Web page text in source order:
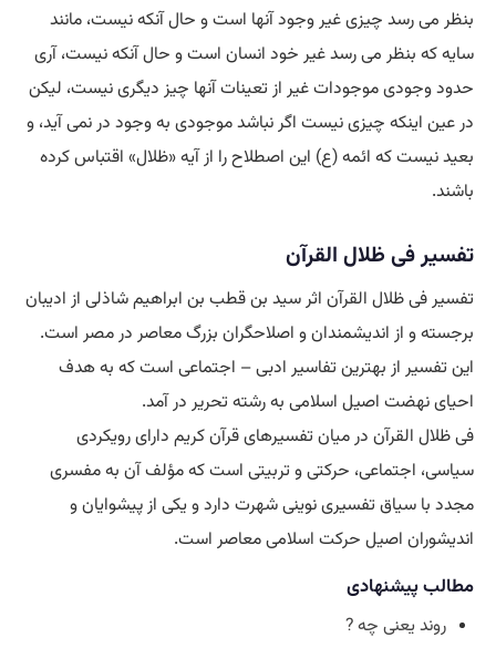
بنظر می رسد چیزی غیر وجود آنها است و حال آنکه نیست، مانند
سایه که بنظر می رسد غیر خود انسان است و حال آنکه نیست، آری
حدود وجودی موجودات غیر از تعینات آنها چیز دیگری نیست، لیکن
در عین اینکه چیزی نیست اگر نباشد موجودی به وجود در نمی آید، و
بعید نیست که ائمه (ع) این اصطلاح را از آیه «ظلال» اقتباس کرده
باشند.
تفسیر فى ظلال القرآن
تفسیر فى ظلال القرآن اثر سید بن قطب بن ابراهیم شاذلی از ادیبان
برجسته و از اندیشمندان و اصلاحگران بزرگ معاصر در مصر است.
این تفسیر از بهترین تفاسیر ادبی – اجتماعی است که به هدف
احیای نهضت اصیل اسلامی به رشته تحریر در آمد.
فى ظلال القرآن در میان تفسیرهای قرآن کریم دارای رویکردی
سیاسی، اجتماعی، حرکتی و تربیتی است که مؤلف آن به مفسری
مجدد با سیاق تفسیری نوینی شهرت دارد و یکی از پیشوایان و
اندیشوران اصیل حرکت اسلامی معاصر است.
مطالب پیشنهادی
روند یعنی چه ?